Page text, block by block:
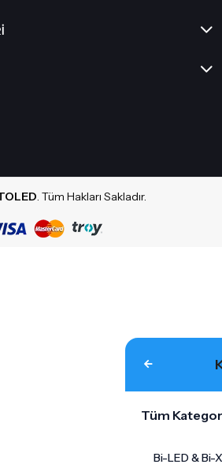
. Tüm Hakları Sakladır.
Tüm
Bi-LED & Bi-